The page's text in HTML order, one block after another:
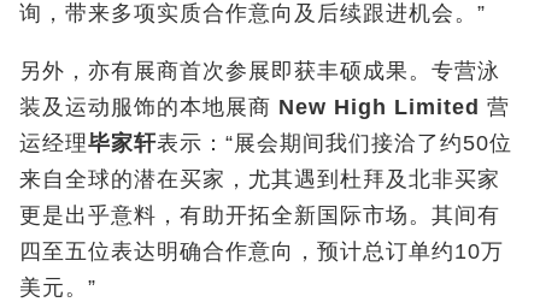
询，带来多项实质合作意向及后续跟进机会。”
另外，亦有展商首次参展即获丰硕成果。专营泳
装及运动服饰的本地展商 New High Limited 营
运经理毕家轩表示：“展会期间我们接洽了约50位
来自全球的潜在买家，尤其遇到杜拜及北非买家
更是出乎意料，有助开拓全新国际市场。其间有
四至五位表达明确合作意向，预计总订单约10万
美元。”